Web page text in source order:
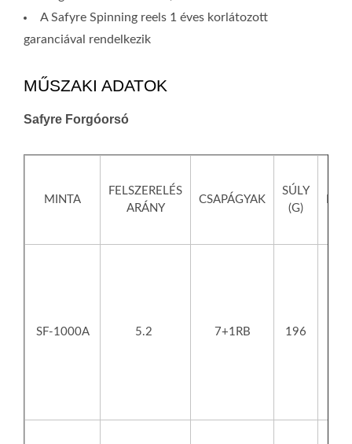
A Safyre Spinning reels 1 éves korlátozott
garanciával rendelkezik
MŰSZAKI ADATOK
Safyre Forgóorsó
MINTA
FELSZERELÉS
ARÁNY
CSAPÁGYAK
SÚLY
(G)
SF-1000A 5.2 7+1RB 196